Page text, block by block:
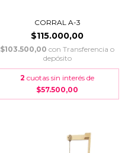
CORRAL A-3
$115.000,00
$103.500,00 con Transferencia o
depósito
2 cuotas sin interés de
$57.500,00